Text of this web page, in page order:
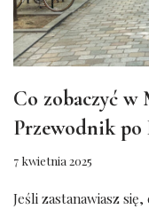
Co zobaczyć w
Przewodnik po
7 kwietnia 2025
Jeśli zastanawiasz